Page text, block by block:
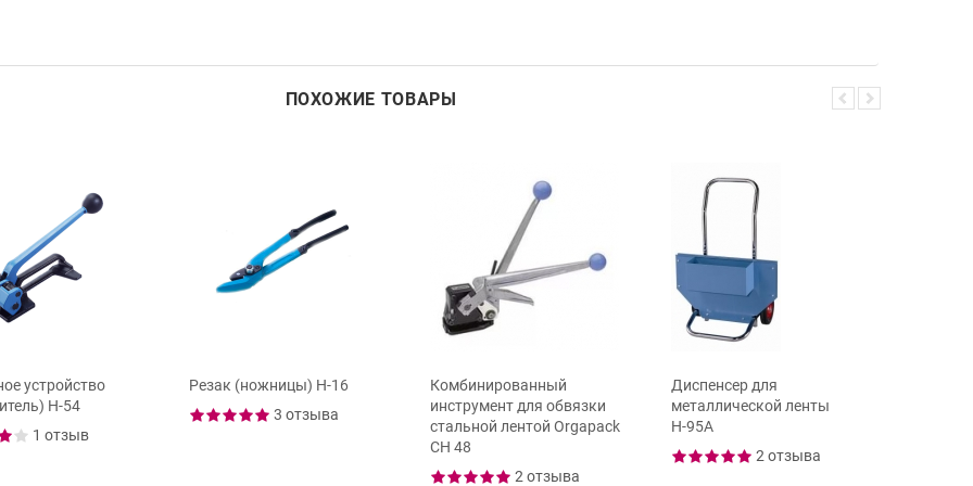
ПОХОЖИЕ ТОВАРЫ
устройство
Н-54
1 отзыв
Резак (ножницы) Н-16
3 отзыва
Комбинированный
инструмент для обвязки
стальной лентой Orgapack
CH 48
2 отзыва
Диспенсер для
металлической ленты
Н-95А
2 отзыва